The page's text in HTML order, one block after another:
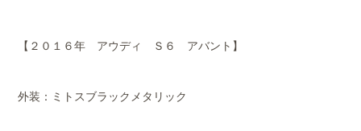
【２０１６年 アウディ Ｓ６ アバント】
外装：ミトスブラックメタリック